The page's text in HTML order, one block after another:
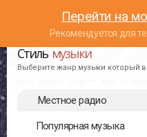
Перейти на
Рекомендуется для
Стиль музыки
Выберите жанр музыки который
Местное радио
Популярная музыка